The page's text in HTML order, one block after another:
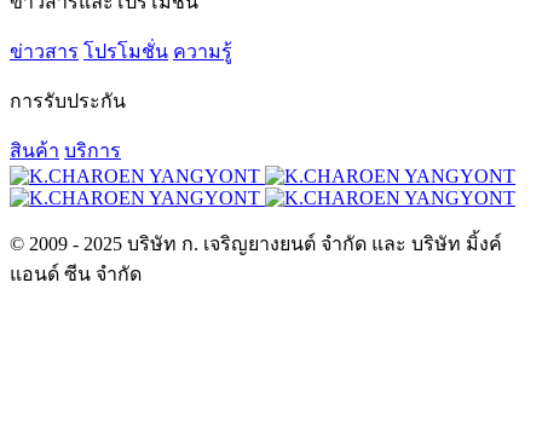
ข่าวสาร โปรโมชั่น ความรู้
การรับประกัน
สินค้า บริการ
© 2009 - 2025 บริษัท ก. เจริญยางยนต์ จำกัด และ บริษัท มิ้งค์
แอนด์ ซีน จำกัด